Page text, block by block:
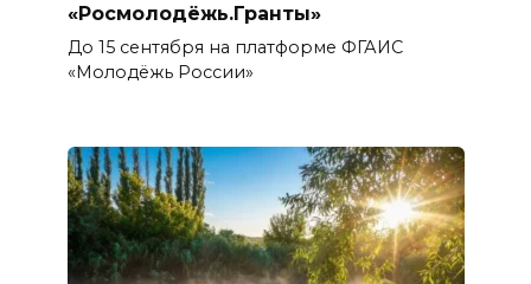
«Росмолодёжь.Гранты»
До 15 сентября на платформе ФГАИС
«Молодёжь России»